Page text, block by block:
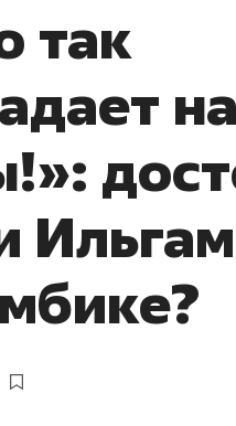
такВасиль Мазитов
МАРТ
зная местных
бизнес может
минимум
бизнесу выйти на зарубежные
интересен Оман?